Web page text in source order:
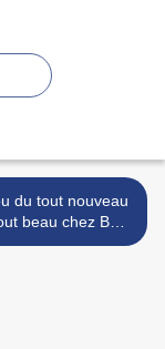
du tout nouveau
beau chez BY
MAUD ! >